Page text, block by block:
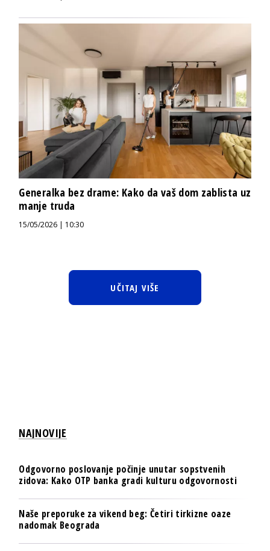
Generalka bez drame: Kako da vaš dom zablista uz
manje truda
15/05/2026 | 10:30
UČITAJ VIŠE
NAJNOVIJE
Odgovorno poslovanje počinje unutar sopstvenih
zidova: Kako OTP banka gradi kulturu odgovornosti
Naše preporuke za vikend beg: Četiri tirkizne oaze
nadomak Beograda